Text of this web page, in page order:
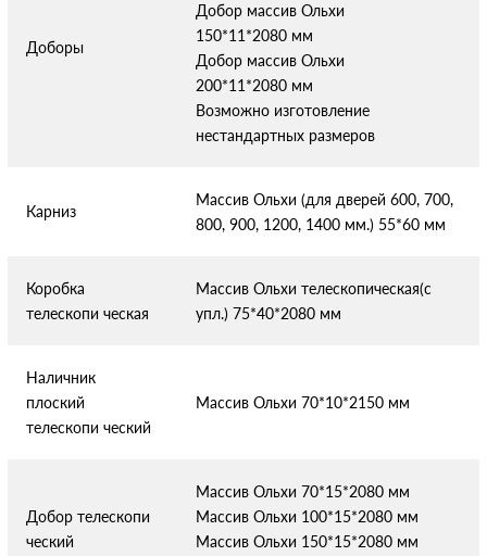
Доборы
Добор массив Ольхи
150*11*2080 мм
Добор массив Ольхи
200*11*2080 мм
Возможно изготовление
нестандартных размеров
Карниз
Массив Ольхи (для дверей 600, 700,
800, 900, 1200, 1400 мм.) 55*60 мм
Коробка
телескопи ческая
Массив Ольхи телескопическая(с
упл.) 75*40*2080 мм
Наличник
плоский
телескопи ческий
Массив Ольхи 70*10*2150 мм
Добор телескопи
ческий
Массив Ольхи 70*15*2080 мм
Массив Ольхи 100*15*2080 мм
Массив Ольхи 150*15*2080 мм